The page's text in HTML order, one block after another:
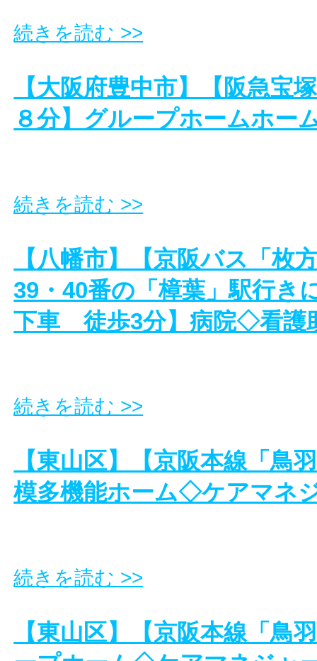
続きを読む >>
【大阪府豊中市】【阪急
８分】グループホームホー
続きを読む >>
【八幡市】【京阪バス「枚
39・40番の「樟葉」駅行き
下車 徒歩3分】病院◇看護
続きを読む >>
【東山区】【京阪本線「鳥
模多機能ホーム◇ケアマネ
続きを読む >>
【東山区】【京阪本線「鳥